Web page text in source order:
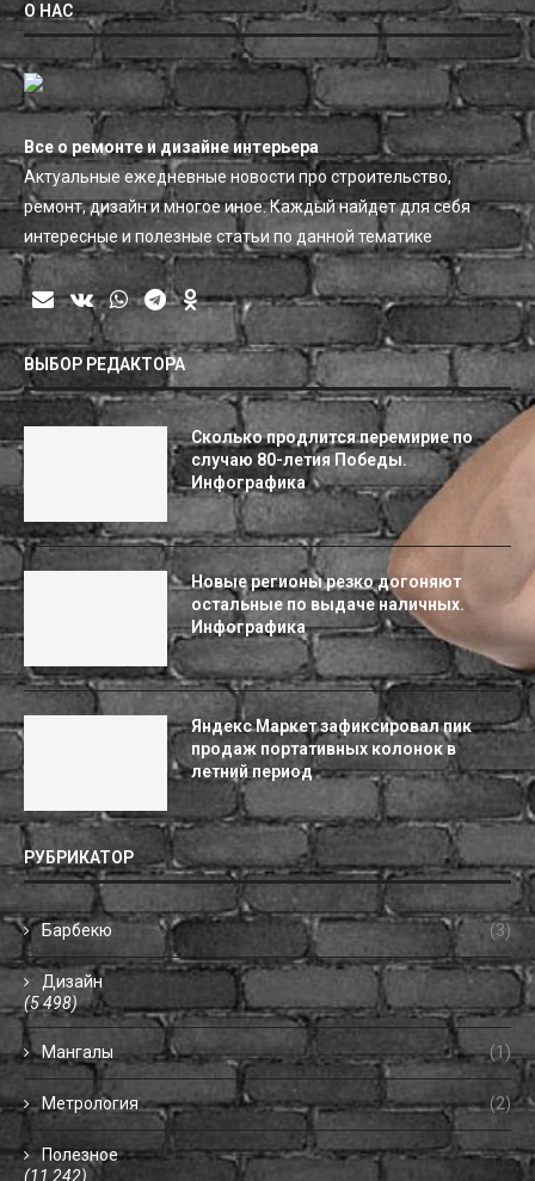
О НАС
Все о ремонте и дизайне интерьера
Актуальные ежедневные новости про строительство,
ремонт, дизайн и многое иное. Каждый найдет для себя
интересные и полезные статьи по данной тематике
ВЫБОР РЕДАКТОРА
Сколько продлится перемирие по
случаю 80-летия Победы.
Инфографика
Новые регионы резко догоняют
остальные по выдаче наличных.
Инфографика
Яндекс Маркет зафиксировал пик
продаж портативных колонок в
летний период
РУБРИКАТОР
Барбекю (3)
Дизайн
(5 498)
Мангалы (1)
Метрология (2)
Полезное
(11 242)